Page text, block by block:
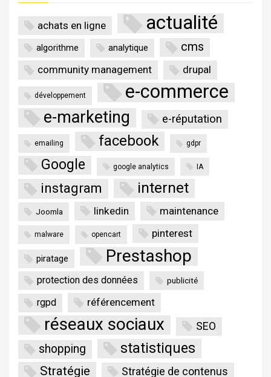
achats en ligne actualité
algorithme analytique cms
community management drupal
développement e-commerce
e-marketing e-réputation
emailing facebook gdpr
Google google analytics IA
instagram internet
Joomla linkedin maintenance
malware opencart pinterest
piratage Prestashop
protection des données publicité
rgpd référencement
réseaux sociaux SEO
shopping statistiques
Stratégie Stratégie de contenus